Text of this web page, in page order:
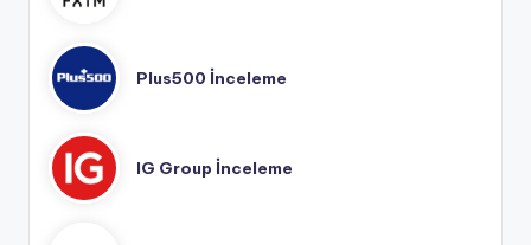
Plus500 İnceleme
IG Group İnceleme